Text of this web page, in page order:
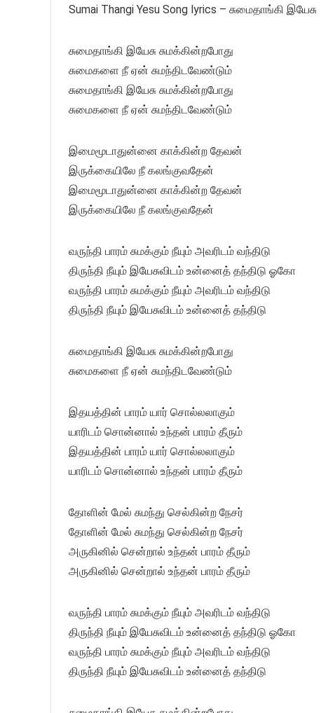
Sumai Thangi Yesu Song lyrics – சுமைதாங்கி இயேசு
சுமைதாங்கி இயேசு சுமக்கின்றபோது
சுமைகளை நீ ஏன் சுமந்திடவேண்டும்
சுமைதாங்கி இயேசு சுமக்கின்றபோது
சுமைகளை நீ ஏன் சுமந்திடவேண்டும்
இமைமூடாதுன்னை காக்கின்ற தேவன்
இருக்கையிலே நீ கலங்குவதேன்
இமைமூடாதுன்னை காக்கின்ற தேவன்
இருக்கையிலே நீ கலங்குவதேன்
வருந்தி பாரம் சுமக்கும் நீயும் அவரிடம் வந்திடு
திருந்தி நீயும் இயேசுவிடம் உன்னைத் தந்திடு ஓகோ
வருந்தி பாரம் சுமக்கும் நீயும் அவரிடம் வந்திடு
திருந்தி நீயும் இயேசுவிடம் உன்னைத் தந்திடு
சுமைதாங்கி இயேசு சுமக்கின்றபோது
சுமைகளை நீ ஏன் சுமந்திடவேண்டும்
இதயத்தின் பாரம் யார் சொல்லலாகும்
யாரிடம் சொன்னால் உந்தன் பாரம் தீரும்
இதயத்தின் பாரம் யார் சொல்லலாகும்
யாரிடம் சொன்னால் உந்தன் பாரம் தீரும்
தோளின் மேல் சுமந்து செல்கின்ற நேசர்
தோளின் மேல் சுமந்து செல்கின்ற நேசர்
அருகினில் சென்றால் உந்தன் பாரம் தீரும்
அருகினில் சென்றால் உந்தன் பாரம் தீரும்
வருந்தி பாரம் சுமக்கும் நீயும் அவரிடம் வந்திடு
திருந்தி நீயும் இயேசுவிடம் உன்னைத் தந்திடு ஓகோ
வருந்தி பாரம் சுமக்கும் நீயும் அவரிடம் வந்திடு
திருந்தி நீயும் இயேசுவிடம் உன்னைத் தந்திடு